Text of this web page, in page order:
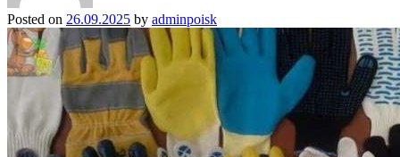
Posted on 26.09.2025 by adminpoisk